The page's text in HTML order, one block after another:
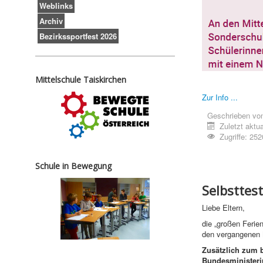
Weblinks
Archiv
Bezirkssportfest 2026
Mittelschule Taiskirchen
Schule in Bewegung
Zur Info ...
Geschrieben
Zuletzt
Zugriffe:
Liebe Eltern,
die „großen
den
Zusätzlich zum